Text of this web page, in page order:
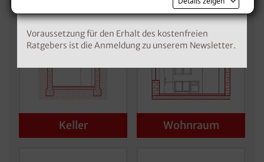
Wo befindet sich der Schaden?
Keller Wohnraum
Voraussetzung für den Erhalt des kostenfreien
Ratgebers ist die Anmeldung zu unserem Newsletter.